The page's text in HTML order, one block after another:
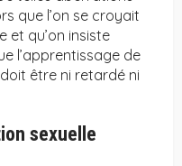
que l’on se croyait
et qu’on insiste
l’apprentissage de
être ni retardé ni
sexuelle